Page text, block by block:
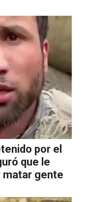
por el
que le
matar gente